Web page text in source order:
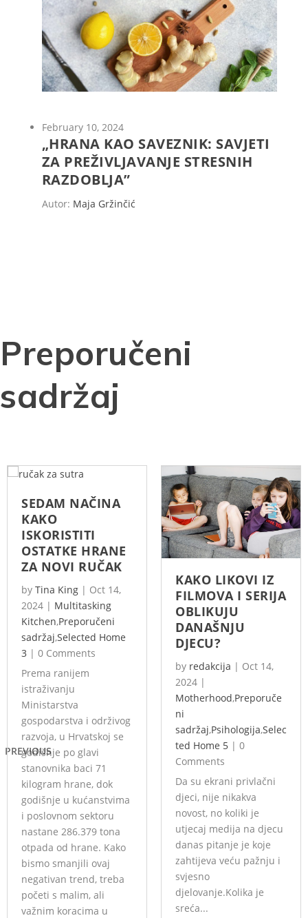
February 10, 2024
„HRANA KAO SAVEZNIK: SAVJETI
ZA PREŽIVLJAVANJE STRESNIH
RAZDOBLJA”
Autor: Maja Gržinčić
Preporučeni
sadržaj
PREVIOUS
SEDAM NAČINA
KAKO
ISKORISTITI
OSTATKE HRANE
ZA NOVI RUČAK
by Tina King | Oct 14,
2024 | Multitasking
Kitchen,Preporučeni
sadržaj,Selected Home
3 | 0 Comments
Prema ranijem
istraživanju
Ministarstva
gospodarstva i održivog
razvoja, u Hrvatskoj se
godišnje po glavi
stanovnika baci 71
kilogram hrane, dok
godišnje u kućanstvima
i poslovnom sektoru
nastane 286.379 tona
otpada od hrane. Kako
bismo smanjili ovaj
negativan trend, treba
početi s malim, ali
važnim koracima u
KAKO LIKOVI IZ
FILMOVA I SERIJA
OBLIKUJU
DANAŠNJU
DJECU?
by redakcija | Oct 14,
2024 |
Motherhood,Preporuče
ni
sadržaj,Psihologija,Selec
ted Home 5 | 0
Comments
Da su ekrani privlačni
djeci, nije nikakva
novost, no koliki je
utjecaj medija na djecu
danas pitanje je koje
zahtijeva veću pažnju i
svjesno
djelovanje.Kolika je
sreća...